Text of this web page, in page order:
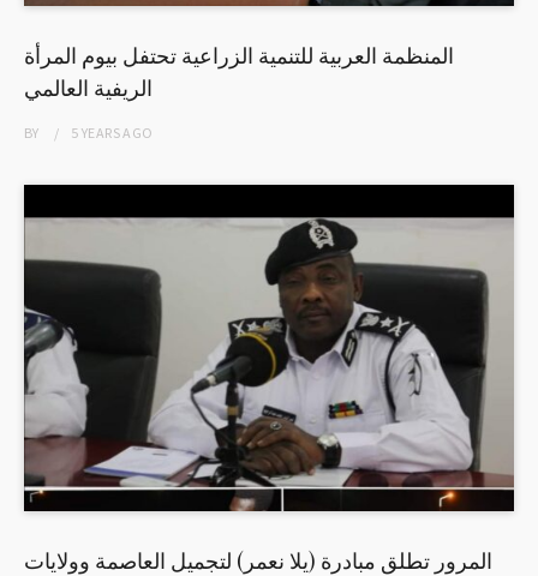
المنظمة العربية للتنمية الزراعية تحتفل بيوم المرأة
الريفية العالمي
BY 5 YEARSAGO
المرور تطلق مبادرة (يلا نعمر) لتجميل العاصمة وولايات